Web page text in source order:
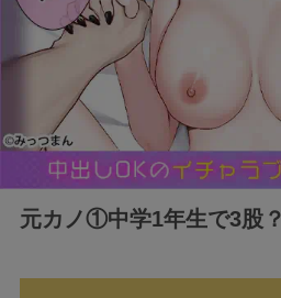
元カノ①中学1年生で3股？